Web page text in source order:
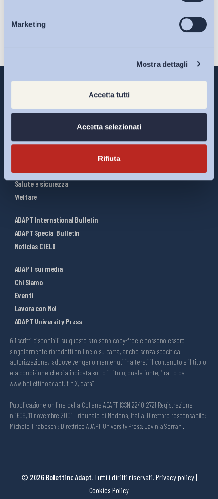
Marketing
Mostra dettagli
Accetta tutti
Accetta selezionati
Rifiuta
Eventi
Riforme del lavoro
Relazioni industriali
Salute e sicurezza
Welfare
ADAPT International Bulletin
ADAPT Special Bulletin
Noticias CIELO
ADAPT sui media
Chi Siamo
Eventi
Lavora con Noi
ADAPT University Press
Gli scritti disponibili su questo sito sono copy-free e possono essere
singolarmente riprodotti on line o su carta, anche senza specifica
autorizzazione, laddove vengano mantenuti inalterati il contenuto e il titolo
e a condizione che sia indicata sotto il titolo, quale fonte, “tratto da
www.bollettinoadapt.it n.X, data“
Pubblicazione on line della Collana ADAPT ISSN 2240-2721 Registrazione
n.1609, 11 novembre 2001, Tribunale di Modena, Italia. Direttore responsabile:
Michele Tiraboschi; Direttrice ADAPT University Press: Lavinia Serrani.
© 2026 Bollettino Adapt.Tutti i diritti riservati.Privacy policy|
Cookies Policy